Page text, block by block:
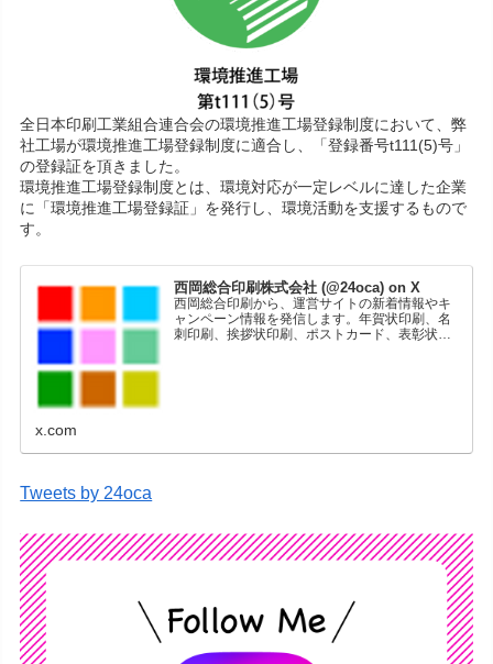
全日本印刷工業組合連合会の環境推進工場登録制度において、弊
社工場が環境推進工場登録制度に適合し、「登録番号t111(5)号」
の登録証を頂きました。
環境推進工場登録制度とは、環境対応が一定レベルに達した企業
に「環境推進工場登録証」を発行し、環境活動を支援するもので
す。
西岡総合印刷株式会社 (@24oca) on X
西岡総合印刷から、運営サイトの新着情報やキ
ャンペーン情報を発信します。年賀状印刷、名
刺印刷、挨拶状印刷、ポストカード、表彰状印
x.com
Tweets by 24oca